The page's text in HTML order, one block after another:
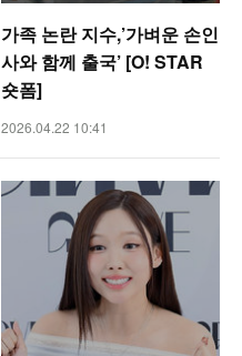
가족 논란 지수,’가벼운 손인
사와 함께 출국’ [O! STAR
숏폼]
2026.04.22 10:41